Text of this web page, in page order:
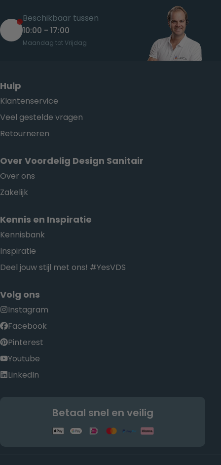
Beschikbaar tussen
10:00 - 17:00
Maandag tot Vrijdag
Hulp
Klantenservice
Veel gestelde vragen
Retourneren
Over Voordelig Design Sanitair
Over ons
Zakelijk
Kennis en Inspiratie
Kennisbank
Inspiratie
Deel jouw stijl met ons! #YesVDS
Volg ons
Instagram
Facebook
Pinterest
Youtube
LinkedIn
Betaal snel en veilig